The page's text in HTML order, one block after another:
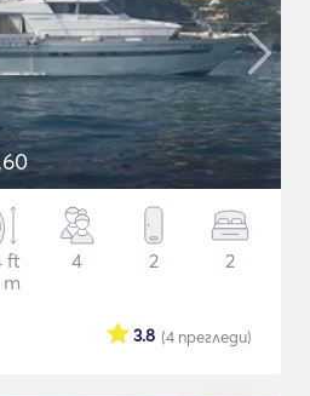
ft
m
4 2 2
(4 прегледи)
3.8